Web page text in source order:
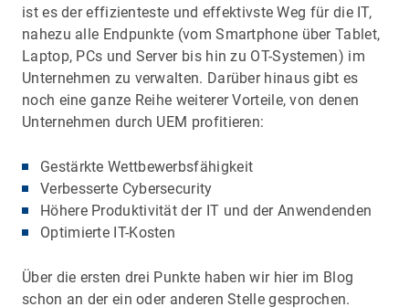
ist es der effizienteste und effektivste Weg für die IT,
nahezu alle Endpunkte (vom Smartphone über Tablet,
Laptop, PCs und Server bis hin zu OT-Systemen) im
Unternehmen zu verwalten. Darüber hinaus gibt es
noch eine ganze Reihe weiterer Vorteile, von denen
Unternehmen durch UEM profitieren:
Gestärkte Wettbewerbsfähigkeit
Verbesserte Cybersecurity
Höhere Produktivität der IT und der Anwendenden
Optimierte IT-Kosten
Über die ersten drei Punkte haben wir hier im Blog
schon an der ein oder anderen Stelle gesprochen.